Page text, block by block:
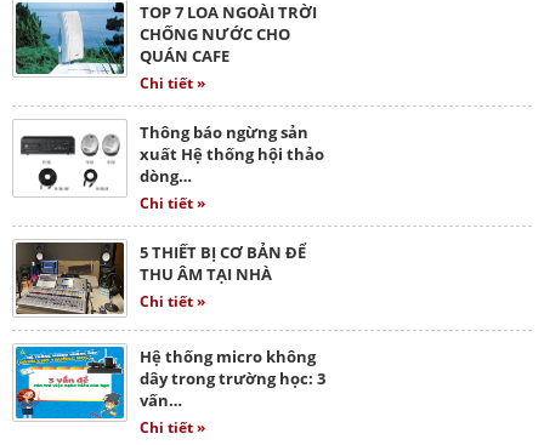
TOP 7 LOA NGOÀI TRỜI
CHỐNG NƯỚC CHO
QUÁN CAFE
Chi tiết »
Thông báo ngừng sản
xuất Hệ thống hội thảo
dòng…
Chi tiết »
5 THIẾT BỊ CƠ BẢN ĐỂ
THU ÂM TẠI NHÀ
Chi tiết »
Hệ thống micro không
dây trong trường học: 3
vấn…
Chi tiết »